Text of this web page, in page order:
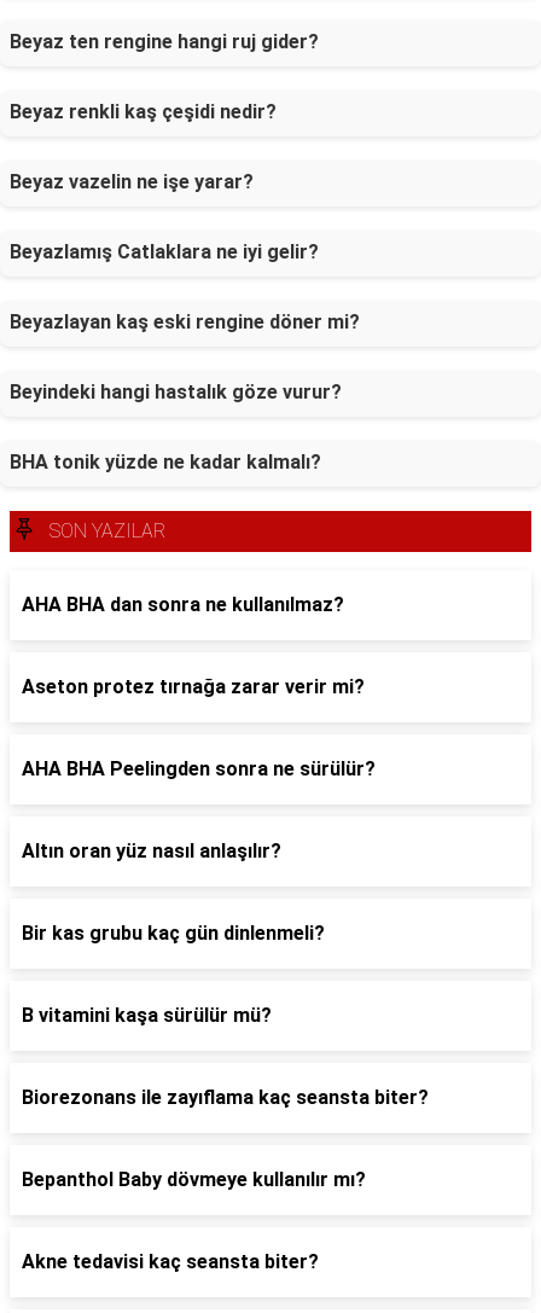
Beyaz ten rengine hangi ruj gider?
Beyaz renkli kaş çeşidi nedir?
Beyaz vazelin ne işe yarar?
Beyazlamış Catlaklara ne iyi gelir?
Beyazlayan kaş eski rengine döner mi?
Beyindeki hangi hastalık göze vurur?
BHA tonik yüzde ne kadar kalmalı?
SON YAZILAR
AHA BHA dan sonra ne kullanılmaz?
Aseton protez tırnağa zarar verir mi?
AHA BHA Peelingden sonra ne sürülür?
Altın oran yüz nasıl anlaşılır?
Bir kas grubu kaç gün dinlenmeli?
B vitamini kaşa sürülür mü?
Biorezonans ile zayıflama kaç seansta biter?
Bepanthol Baby dövmeye kullanılır mı?
Akne tedavisi kaç seansta biter?